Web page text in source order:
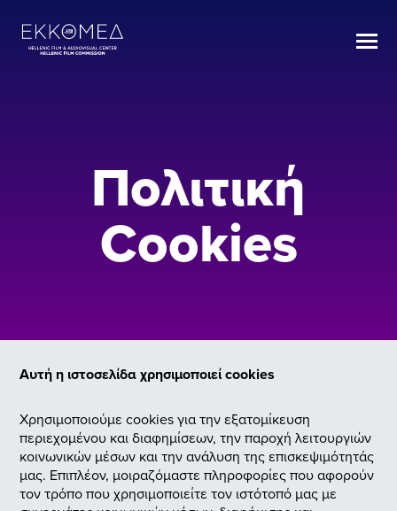
Πολιτική
Cookies
Αυτή η ιστοσελίδα χρησιμοποιεί cookies
Χρησιμοποιούμε cookies για την εξατομίκευση
περιεχομένου και διαφημίσεων, την παροχή λειτουργιών
κοινωνικών μέσων και την ανάλυση της επισκεψιμότητάς
μας. Επιπλέον, μοιραζόμαστε πληροφορίες που αφορούν
τον τρόπο που χρησιμοποιείτε τον ιστότοπό μας με